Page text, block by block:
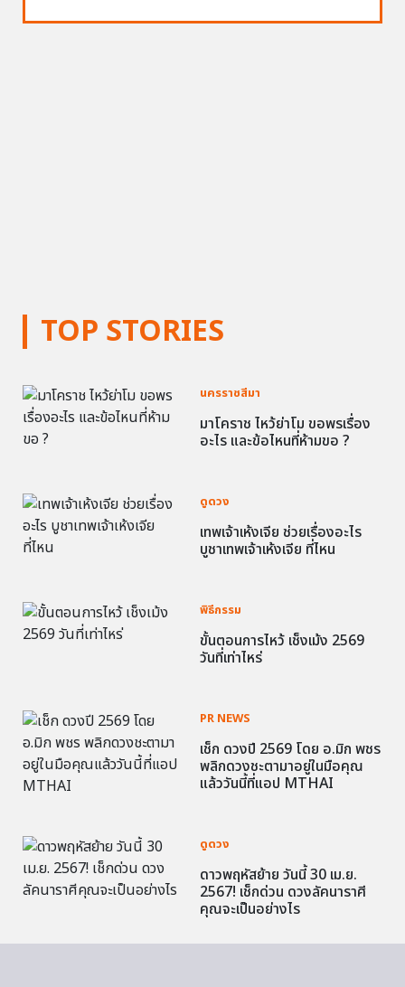
TOP STORIES
นครราชสีมา
มาโคราช ไหว้ย่าโม ขอพรเรื่อง
อะไร และข้อไหนที่ห้ามขอ ?
ดูดวง
เทพเจ้าเห้งเจีย ช่วยเรื่องอะไร
บูชาเทพเจ้าเห้งเจีย ที่ไหน
พิธีกรรม
ขั้นตอนการไหว้ เช็งเม้ง 2569
วันที่เท่าไหร่
PR NEWS
เช็ก ดวงปี 2569 โดย อ.มิก พชร
พลิกดวงชะตามาอยู่ในมือคุณ
แล้ววันนี้ที่แอป MTHAI
ดูดวง
ดาวพฤหัสย้าย วันนี้ 30 เม.ย.
2567! เช็กด่วน ดวงลัคนาราศี
คุณจะเป็นอย่างไร